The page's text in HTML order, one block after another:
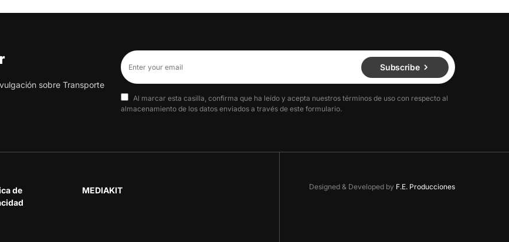
sobre Transporte
Subscribe
Al marcar esta casilla, confirma que ha leído y acepta nuestros términos de uso con respecto al
almacenamiento de los datos enviados a través de este formulario.
de
MEDIAKIT Designed & Developed by F.E. Producciones